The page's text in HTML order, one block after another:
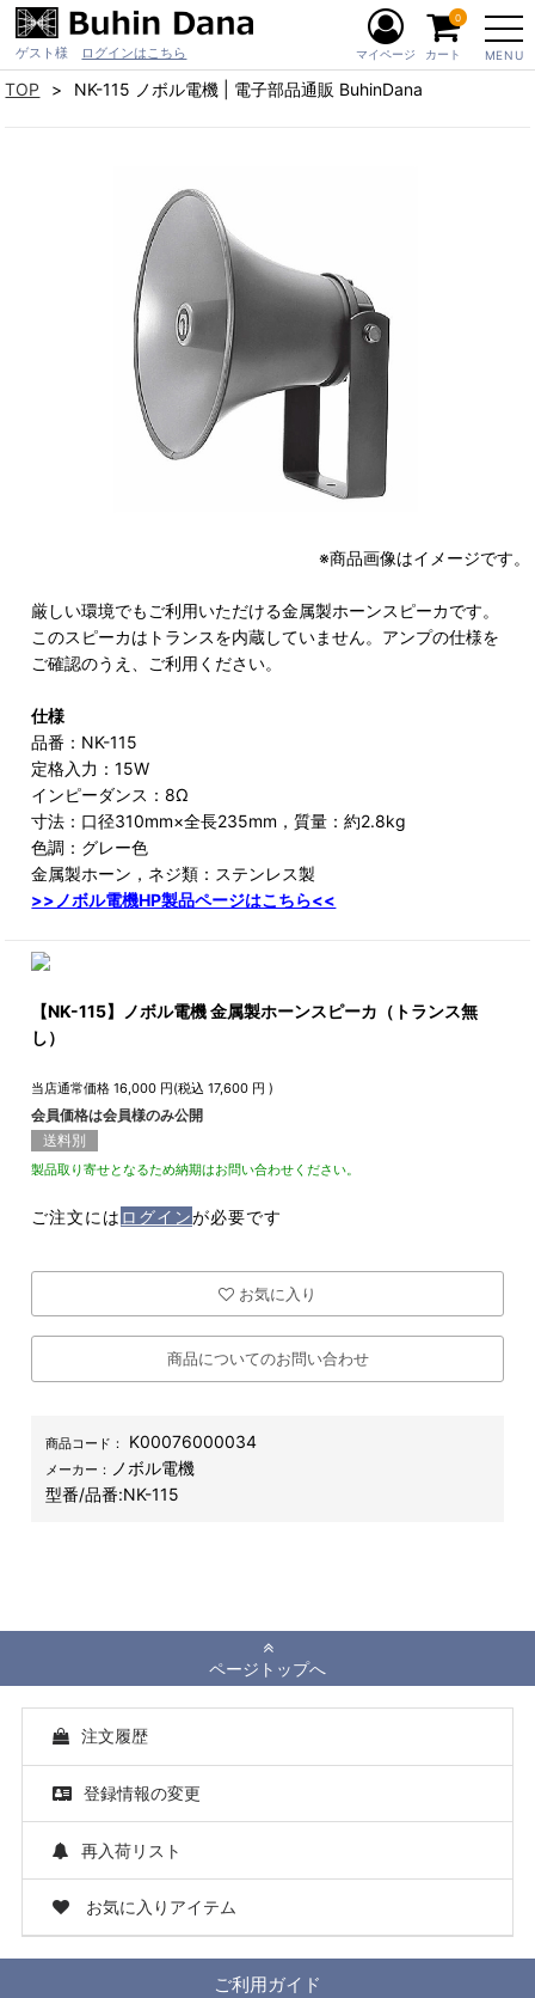
ゲスト様 ログインはこちら MENU
マイページ カート
0
TOP NK-115 ノボル電機 | 電子部品通販 BuhinDana
※商品画像はイメージです。
厳しい環境でもご利用いただける金属製ホーンスピーカです。
このスピーカはトランスを内蔵していません。アンプの仕様を
ご確認のうえ、ご利用ください。
仕様
品番：NK-115
定格入力：15W
インピーダンス：8Ω
寸法：口径310mm×全長235mm，質量：約2.8kg
色調：グレー色
金属製ホーン，ネジ類：ステンレス製
>>ノボル電機HP製品ページはこちら<<
【NK-115】ノボル電機 金属製ホーンスピーカ（トランス無
し）
当店通常価格 16,000 円(税込17,600 円 )
会員価格は会員様のみ公開
送料別
製品取り寄せとなるため納期はお問い合わせください。
ご注文には ログインが必要です
お気に入り
商品についてのお問い合わせ
商品コード： K00076000034
メーカー： ノボル電機
型番/品番:NK-115
ページトップへ
注文履歴
登録情報の変更
再入荷リスト
お気に入りアイテム
ご利用ガイド